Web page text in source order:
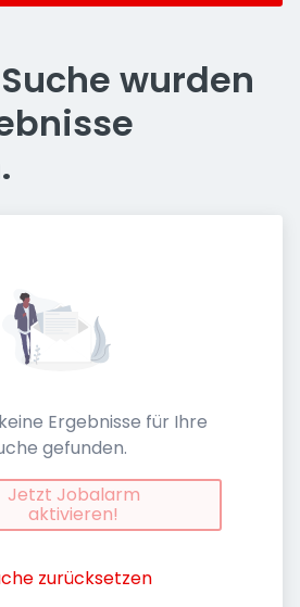
wurden
Ergebnisse für Ihre
gefunden.
Jetzt Jobalarm
aktivieren!
zurücksetzen